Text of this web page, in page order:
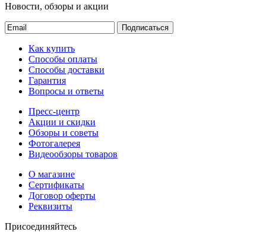
Новости, обзоры и акции
Подписаться
Как купить
Способы оплаты
Способы доставки
Гарантия
Вопросы и ответы
Пресс-центр
Акции и скидки
Обзоры и советы
Фотогалерея
Видеообзоры товаров
О магазине
Сертификаты
Договор оферты
Реквизиты
Присоединяйтесь